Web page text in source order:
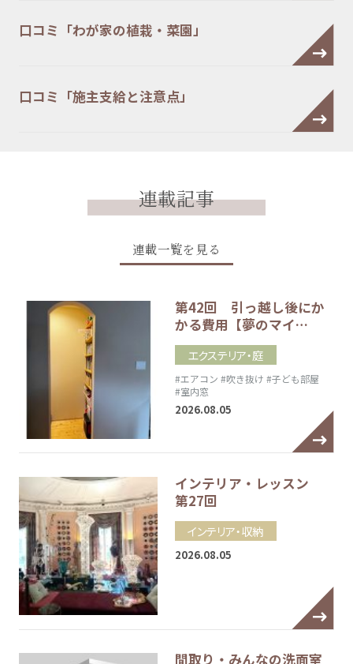
口コミ「わが家の植栽・菜園」
口コミ「施主支給と注意点」
連載記事
連載一覧を見る
第42回 引っ越し後にか
かる費用【夢のマイ…
エクステリア・庭
#エアコン #吹き抜け #子ども部屋
#室内窓
2026.08.05
インテリア・レッスン
第27回
インテリア・収納
2026.08.05
間取り・みんなの洗面室